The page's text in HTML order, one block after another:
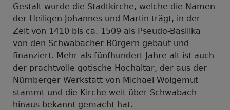
Gestalt wurde die Stadtkirche, welche die Namen
der Heiligen Johannes und Martin trägt, in der
Zeit von 1410 bis ca. 1509 als Pseudo-Basilika
von den Schwabacher Bürgern gebaut und
finanziert. Mehr als fünfhundert Jahre alt ist auch
der prachtvolle gotische Hochaltar, der aus der
Nürnberger Werkstatt von Michael Wolgemut
stammt und die Kirche weit über Schwabach
hinaus bekannt gemacht hat.